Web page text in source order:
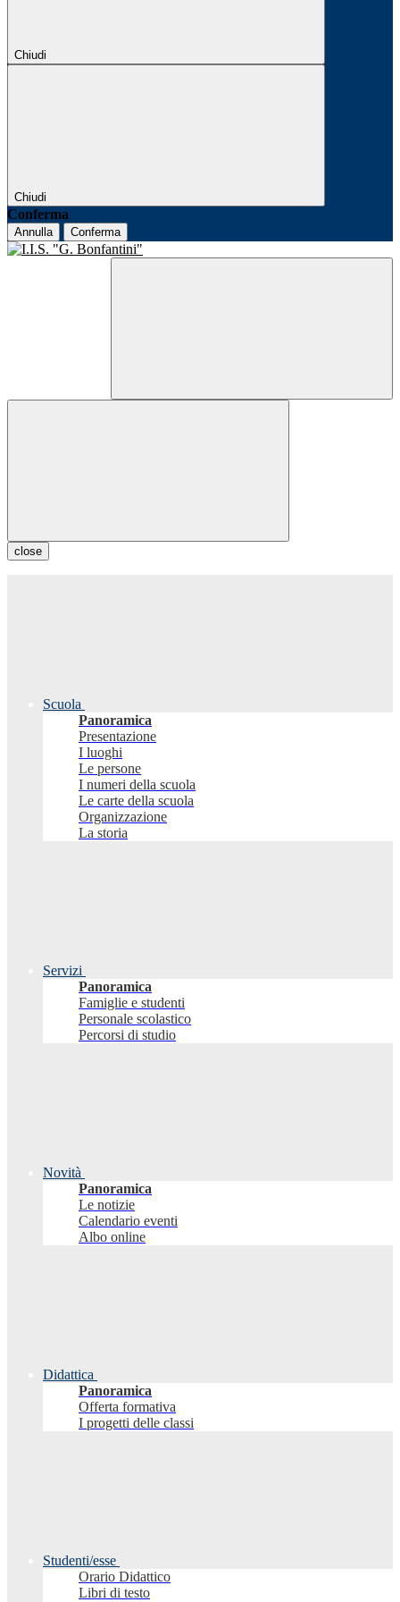
Chiudi
Chiudi
Conferma
Annulla Conferma
close
Scuola
Panoramica
Presentazione
I luoghi
Le persone
I numeri della scuola
Le carte della scuola
Organizzazione
La storia
Servizi
Panoramica
Famiglie e studenti
Personale scolastico
Percorsi di studio
Novità
Panoramica
Le notizie
Calendario eventi
Albo online
Didattica
Panoramica
Offerta formativa
I progetti delle classi
Studenti/esse
Orario Didattico
Libri di testo